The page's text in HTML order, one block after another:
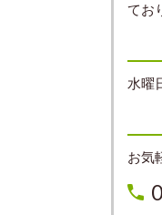
てお
水曜
お気